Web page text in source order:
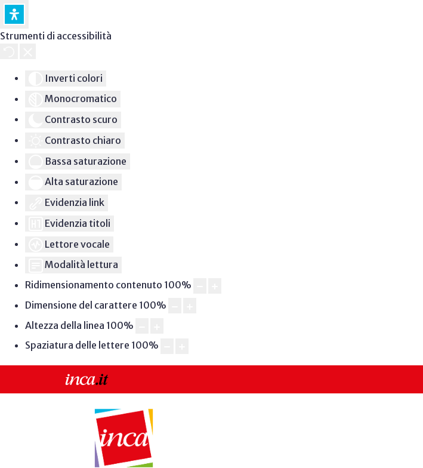
Strumenti di accessibilità
Inverti colori
Monocromatico
Contrasto scuro
Contrasto chiaro
Bassa saturazione
Alta saturazione
Evidenzia link
Evidenzia titoli
Lettore vocale
Modalità lettura
Ridimensionamento contenuto 100%
Dimensione del carattere 100%
Altezza della linea 100%
Spaziatura delle lettere 100%